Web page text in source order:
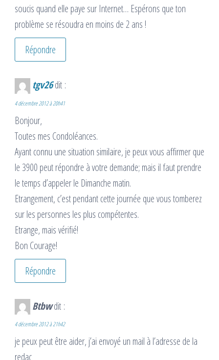
soucis quand elle paye sur Internet… Espérons que ton
problème se résoudra en moins de 2 ans !
Répondre
tgv26dit :
4 décembre 2012 à 20h41
Bonjour,
Toutes mes Condoléances.
Ayant connu une situation similaire, je peux vous affirmer que
le 3900 peut répondre à votre demande; mais il faut prendre
le temps d’appeler le Dimanche matin.
Etrangement, c’est pendant cette journée que vous tomberez
sur les personnes les plus compétentes.
Etrange, mais vérifié!
Bon Courage!
Répondre
Btbwdit :
4 décembre 2012 à 21h42
je peux peut être aider, j’ai envoyé un mail à l’adresse de la
redac